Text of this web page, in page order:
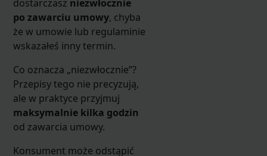
dostarczasz niezwłocznie
po zawarciu umowy, chyba
że w umowie lub regulaminie
wskazałeś inny termin.
Co oznacza „niezwłocznie”?
Przepisy tego nie precyzują,
ale w praktyce przyjmuj
maksymalnie kilka godzin
od zawarcia umowy.
Konsument może odstąpić